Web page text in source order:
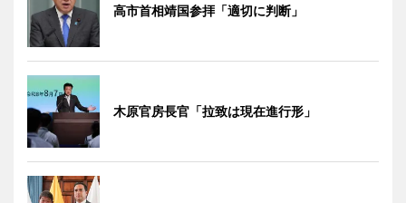
高市首相靖国参拝「適切に判断」
木原官房長官「拉致は現在進行形」